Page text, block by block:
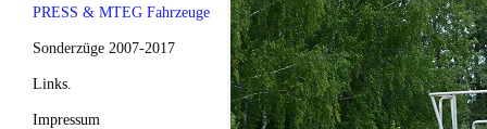
PRESS & MTEG Fahrzeuge
Sonderzüge 2007-2017
Links.
Impressum